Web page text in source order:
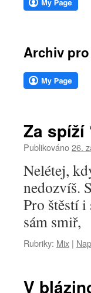
webu
Archiv
Za spíží
Publikováno26.
Nelétej,
nedozvíš.
Pro štěstí i
sám
Rubriky: Mix |
V